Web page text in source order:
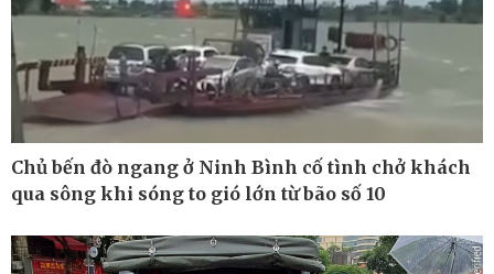
Chủ bến đò ngang ở Ninh Bình cố tình chở khách
qua sông khi sóng to gió lớn từ bão số 10